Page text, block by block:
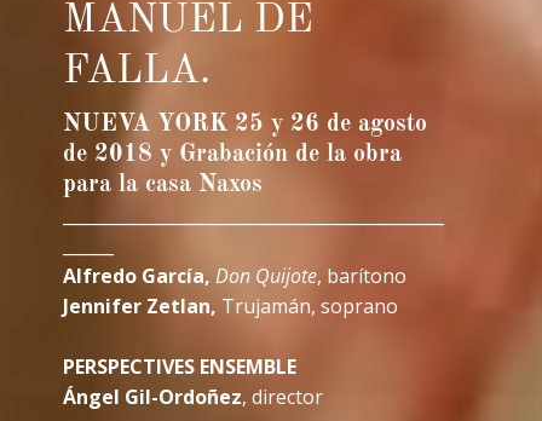
MANUEL DE
FALLA.
NUEVA YORK 25 y 26 de agosto
de 2018 y Grabación de la obra
para la casa Naxos
Alfredo García, Don Quijote, barítono
Jennifer Zetlan, Trujamán, soprano
PERSPECTIVES ENSEMBLE
Ángel Gil-Ordoñez, director